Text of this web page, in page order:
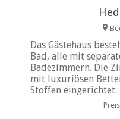
Das Gästehaus
Bad, alle mit
Badezimmern. Die
mit luxuriösen
Stoffen
einem Kühlschrank,
einem